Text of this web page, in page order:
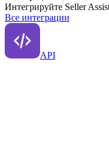
Интегрируйте Seller
Все интеграции
API